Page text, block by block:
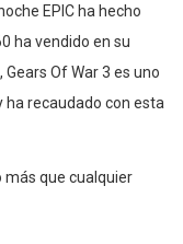
EPIC ha hecho
ha vendido en su
Of War 3 es uno
recaudado con esta
más que cualquier